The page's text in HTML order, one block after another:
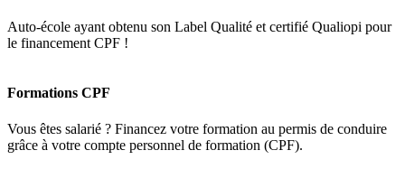
Auto-école ayant obtenu son Label Qualité et certifié Qualiopi pour
le financement CPF !
Formations CPF
Vous êtes salarié ? Financez votre formation au permis de conduire
grâce à votre compte personnel de formation (CPF).